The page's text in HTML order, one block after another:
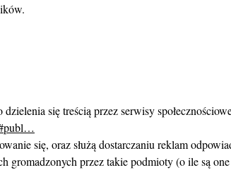
się treścią przez serwisy
się, oraz służą dostarczaniu reklam
przez takie podmioty (o ile są